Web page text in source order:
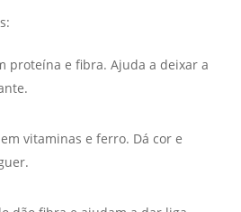
proteína e fibra. Ajuda a deixar a
vitaminas e ferro. Dá cor e